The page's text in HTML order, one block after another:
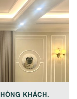
KHÁCH.